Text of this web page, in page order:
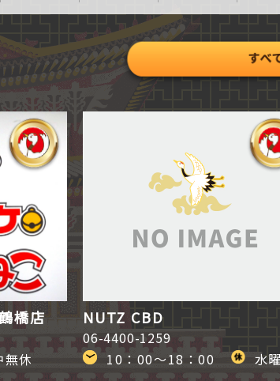
橋店
無休
NUTZ CBD
06-4400-1259
10：00～18：00
水